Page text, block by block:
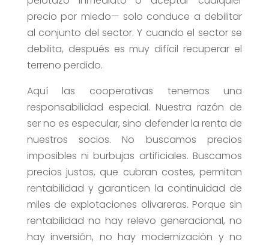
precio por miedo— solo conduce a debilitar
al conjunto del sector. Y cuando el sector se
debilita, después es muy difícil recuperar el
terreno perdido.
Aquí las cooperativas tenemos una
responsabilidad especial. Nuestra razón de
ser no es especular, sino defender la renta de
nuestros socios. No buscamos precios
imposibles ni burbujas artificiales. Buscamos
precios justos, que cubran costes, permitan
rentabilidad y garanticen la continuidad de
miles de explotaciones olivareras. Porque sin
rentabilidad no hay relevo generacional, no
hay inversión, no hay modernización y no